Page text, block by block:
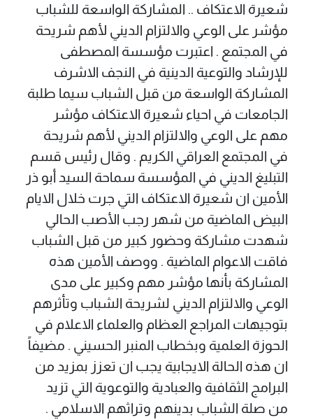
شعيرة الاعتكاف .. المشاركة الواسعة للشباب
مؤشر علی الوعي والالتزام الديني لأهم شريحة
في المجتمع . اعتبرت مؤسسة المصطفی
للإرشاد والتوعية الدينية في النجف الاشرف
المشاركة الواسعة من قبل الشباب سيما طلبة
الجامعات في احياء شعيرة الاعتكاف مؤشر
مهم علی الوعي والالتزام الديني لأهم شريحة
في المجتمع العراقي الكريم . وقال رئيس قسم
التبليغ الديني في المؤسسة سماحة السيد أبو ذر
الأمين ان شعيرة الاعتكاف التي جرت خلال الايام
البيض الماضية من شهر رجب الأصب الحالي
شهدت مشاركة وحضور كبير من قبل الشباب
فاقت الاعوام الماضية . ووصف الأمين هذه
المشاركة بأنها مؤشر مهم وكبير علی مدی
الوعي والالتزام الديني لشريحة الشباب وتأثرهم
بتوجيهات المراجع العظام والعلماء الاعلام في
الحوزة العلمية وبخطاب المنبر الحسيني . مضيفاً
ان هذه الحالة الايجابية يجب ان تعزز بمزيد من
البرامج الثقافية والعبادية والتوعوية التي تزيد
من صلة الشباب بدينهم وتراثهم الاسلامي .